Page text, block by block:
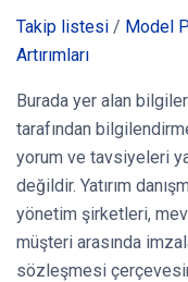
Takip listesi / Model
Artırımları
Burada yer alan
tarafından
yorum ve tavsiyeleri
değildir. Yatırım
yönetim şirketleri,
müşteri arasında
sözleşmesi